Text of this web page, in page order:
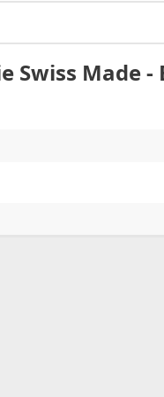
Swiss Made